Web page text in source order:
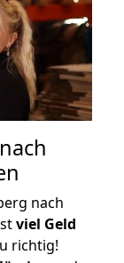
nach
viel Geld
richtig!